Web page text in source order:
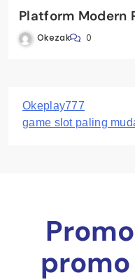
Platform Modern
Okezak 0
Okeplay777
game slot paling